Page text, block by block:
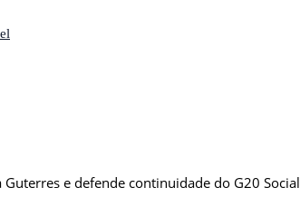
Guterres e defende continuidade do G20 Social